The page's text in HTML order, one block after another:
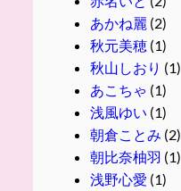
あかね麗 (2)
秋元美穂(1)
秋山しおり (1)
あこちゃ (1)
浅風ゆい (1)
朝倉ことみ (2)
朝比奈柚羽 (1)
浅野心愛 (1)